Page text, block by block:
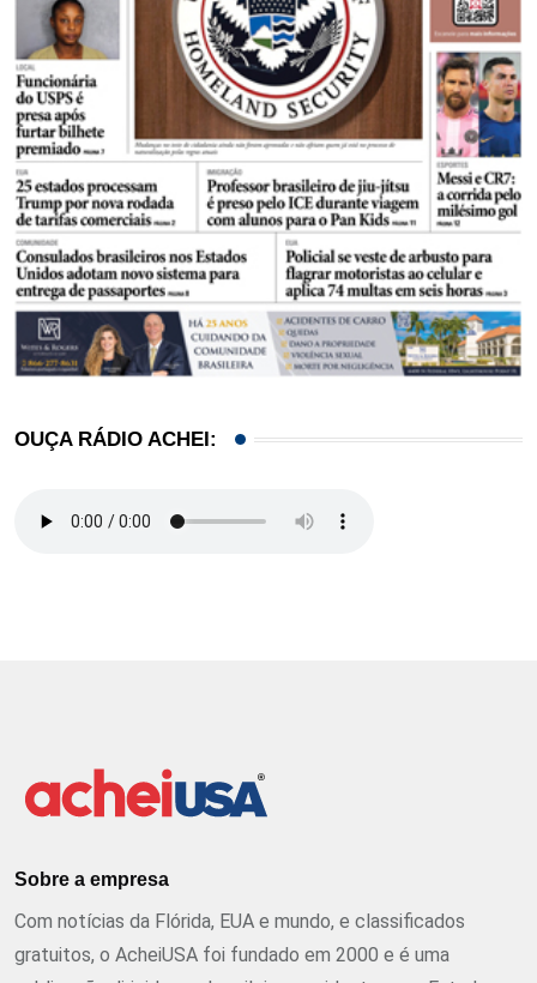
OUÇA RÁDIO ACHEI:
Sobre a empresa
Com notícias da Flórida, EUA e mundo, e classificados
gratuitos, o AcheiUSA foi fundado em 2000 e é uma